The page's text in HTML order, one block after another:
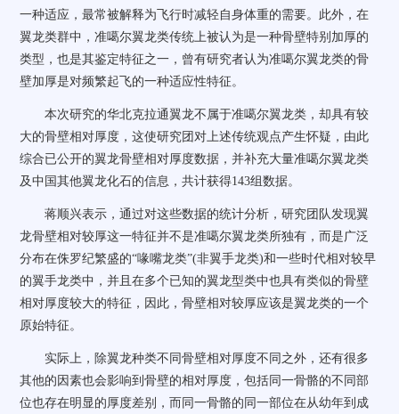
一种适应，最常被解释为飞行时减轻自身体重的需要。此外，在
翼龙类群中，准噶尔翼龙类传统上被认为是一种骨壁特别加厚的
类型，也是其鉴定特征之一，曾有研究者认为准噶尔翼龙类的骨
壁加厚是对频繁起飞的一种适应性特征。
本次研究的华北克拉通翼龙不属于准噶尔翼龙类，却具有较
大的骨壁相对厚度，这使研究团对上述传统观点产生怀疑，由此
综合已公开的翼龙骨壁相对厚度数据，并补充大量准噶尔翼龙类
及中国其他翼龙化石的信息，共计获得143组数据。
蒋顺兴表示，通过对这些数据的统计分析，研究团队发现翼
龙骨壁相对较厚这一特征并不是准噶尔翼龙类所独有，而是广泛
分布在侏罗纪繁盛的“喙嘴龙类”(非翼手龙类)和一些时代相对较早
的翼手龙类中，并且在多个已知的翼龙型类中也具有类似的骨壁
相对厚度较大的特征，因此，骨壁相对较厚应该是翼龙类的一个
原始特征。
实际上，除翼龙种类不同骨壁相对厚度不同之外，还有很多
其他的因素也会影响到骨壁的相对厚度，包括同一骨骼的不同部
位也存在明显的厚度差别，而同一骨骼的同一部位在从幼年到成